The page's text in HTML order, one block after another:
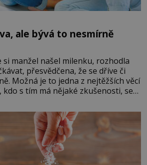
ale bývá to nesmírně
si manžel našel milenku, rozhodla
přesvědčena, že se dříve či
Možná je to jedna z nejtěžších věcí
kdo s tím má nějaké zkušenosti, se
že si manžel pořídil milenku,